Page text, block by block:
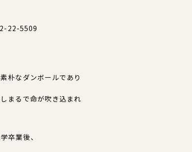
22-5509
朴なダンボールであり
まるで命が吹き込まれ
卒業後、